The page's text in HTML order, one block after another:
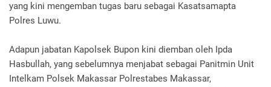
yang kini mengemban tugas baru sebagai Kasatsamapta
Polres Luwu.
Adapun jabatan Kapolsek Bupon kini diemban oleh Ipda
Hasbullah, yang sebelumnya menjabat sebagai Panitmin Unit
Intelkam Polsek Makassar Polrestabes Makassar,